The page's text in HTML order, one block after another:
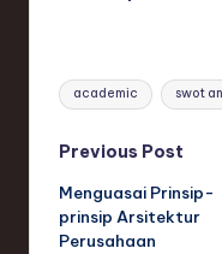
Tags:
academic swot
Post
Previous Post
Menguasai Prinsip-
prinsip Arsitektur
Perusahaan